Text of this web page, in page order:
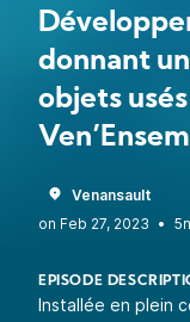
donnant
objets
Venansault
•
EPISODE
Installée en plein